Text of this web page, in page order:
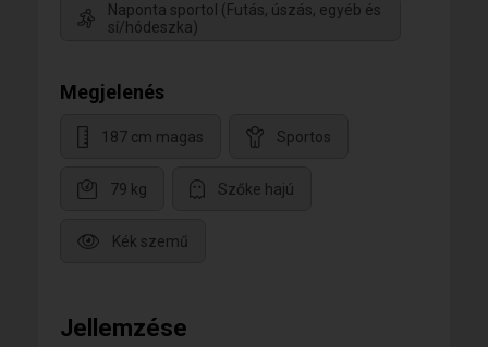
Naponta sportol (Futás, úszás, egyéb és
sí/hódeszka)
Megjelenés
187 cm magas Sportos
79 kg Szőke hajú
Kék szemű
Jellemzése